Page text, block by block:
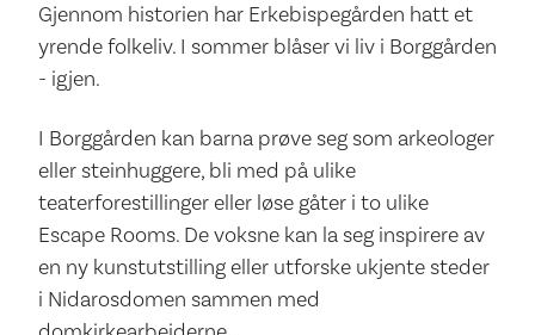
Gjennom historien har Erkebispegården hatt et
yrende folkeliv. I sommer blåser vi liv i Borggården
- igjen.
I Borggården kan barna prøve seg som arkeologer
eller steinhuggere, bli med på ulike
teaterforestillinger eller løse gåter i to ulike
Escape Rooms. De voksne kan la seg inspirere av
en ny kunstutstilling eller utforske ukjente steder
i Nidarosdomen sammen med